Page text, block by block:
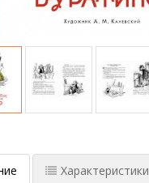
Характеристики